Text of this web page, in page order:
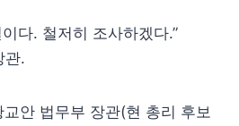
다. 철저히 조사하겠다.”
관.
안 법무부 장관(현 총리 후보